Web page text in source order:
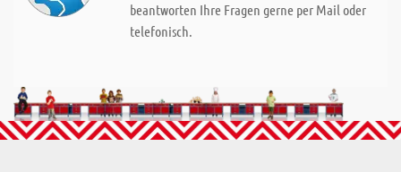
beantworten Ihre Fragen gerne per Mail oder
telefonisch.